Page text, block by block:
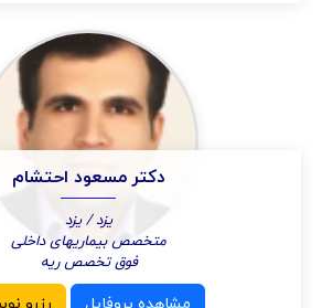
دکتر مسعود احتشام
یزد / یزد
متخصص بیماریهای داخلی
فوق تخصص ریه